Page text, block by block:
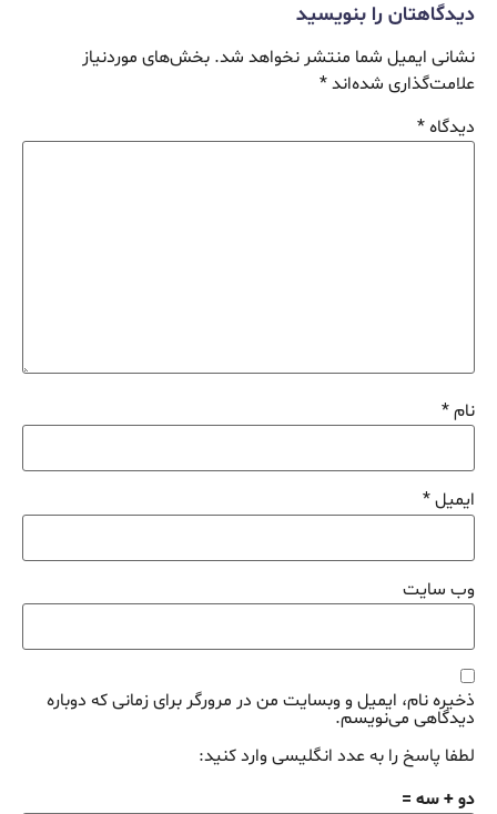
دیدگاهتان را بنویسید
نشانی ایمیل شما منتشر نخواهد شد. بخش‌های موردنیاز
علامت‌گذاری شده‌اند*
دیدگاه*
نام*
ایمیل*
وب‌ سایت
ذخیره نام، ایمیل و وبسایت من در مرورگر برای زمانی که دوباره
دیدگاهی می‌نویسم.
لطفا پاسخ را به عدد انگلیسی وارد کنید:
دو + سه =